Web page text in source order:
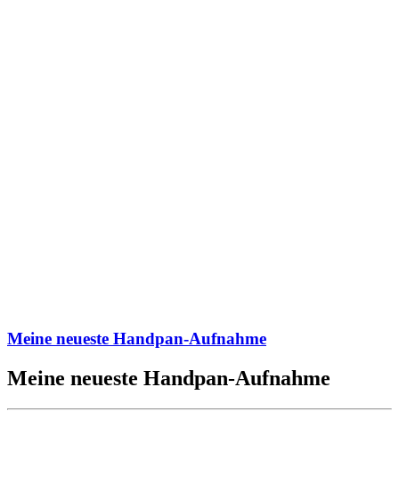
Meine neueste Handpan-Aufnahme
Meine neueste Handpan-Aufnahme